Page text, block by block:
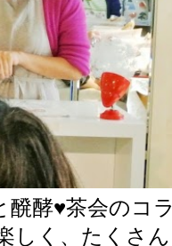
醗酵♥茶会のコラ
しく、たくさん